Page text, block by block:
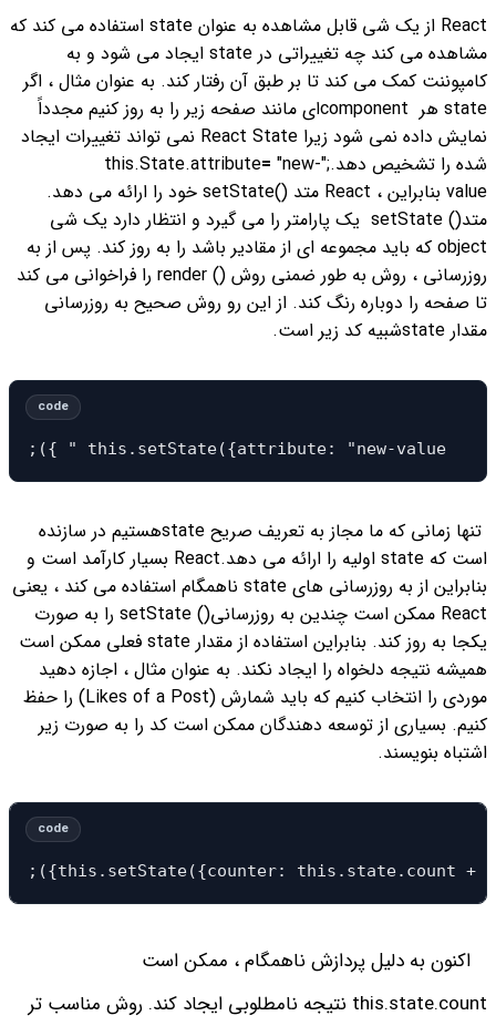
React از یک شی قابل مشاهده به عنوان state استفاده می کند که
مشاهده می کند چه تغییراتی در state ایجاد می شود و به
کامپوننت کمک می کند تا بر طبق آن رفتار کند. به عنوان مثال ، اگر
state هر componentای مانند صفحه زیر را به روز کنیم مجدداً
نمایش داده نمی شود زیرا React State نمی تواند تغییرات ایجاد
شده را تشخیص دهد.;"this.State.attribute
= "new-
value
بنابراین ، React متد ()setState خود را ارائه می دهد.
متد() setState یک پارامتر را می گیرد و انتظار دارد یک شی
object که باید مجموعه ای از مقادیر باشد را به روز کند. پس از به
روزرسانی ، روش به طور ضمنی روش () render را فراخوانی می کند
تا صفحه را دوباره رنگ کند. از این رو روش صحیح به روزرسانی
مقدار stateشبیه کد زیر است.
;({ " this.setState({attribute: "new-value
تنها زمانی که ما مجاز به تعریف صریح stateهستیم در سازنده
است که state اولیه را ارائه می دهد.
React بسیار کارآمد است و
بنابراین از به روزرسانی های state ناهمگام استفاده می کند ، یعنی
React ممکن است چندین به روزرسانی() setState را به صورت
یکجا به روز کند. بنابراین استفاده از مقدار state فعلی ممکن است
همیشه نتیجه دلخواه را ایجاد نکند. به عنوان مثال ، اجازه دهید
موردی را انتخاب کنیم که باید شمارش (Likes of a Post) را حفظ
کنیم. بسیاری از توسعه دهندگان ممکن است کد را به صورت زیر
اشتباه بنویسند.
;({this.setState({counter: this.state.count +
اکنون به دلیل پردازش ناهمگام ، ممکن است
this.state.count نتیجه نامطلوبی ایجاد کند. روش مناسب تر